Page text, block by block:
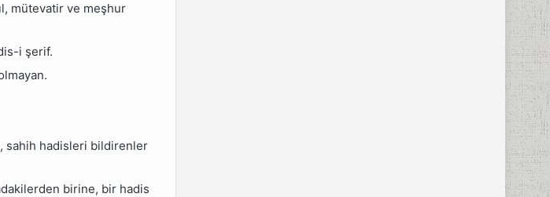
mütevatir ve meşhur
i şerif.
sahih hadisleri bildirenler
birine, bir hadis